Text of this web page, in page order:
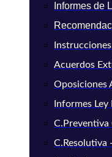
Informes de
Acuerdos
Oposiciones
Informes
C.Resolutiva